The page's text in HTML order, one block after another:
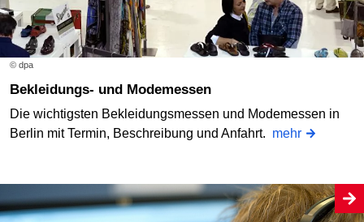
© dpa
Bekleidungs- und Modemessen
Die wichtigsten Bekleidungsmessen und Modemessen in
Berlin mit Termin, Beschreibung und Anfahrt. mehr